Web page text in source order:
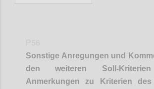
Sonstige Anregungen und
den weiteren Soll-
Anmerkungen zu Kriterien des